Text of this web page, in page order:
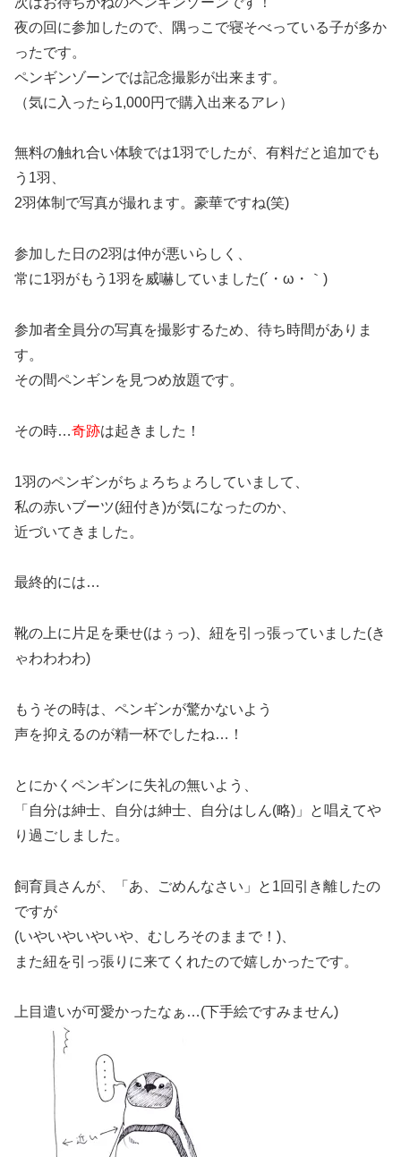
夜の回に参加したので、隅っこで寝そべっている子が多か
ったです。
ペンギンゾーンでは記念撮影が出来ます。
（気に入ったら1,000円で購入出来るアレ）
無料の触れ合い体験では1羽でしたが、有料だと追加でも
う1羽、
2羽体制で写真が撮れます。豪華ですね(笑)
参加した日の2羽は仲が悪いらしく、
常に1羽がもう1羽を威嚇していました(´・ω・｀)
参加者全員分の写真を撮影するため、待ち時間がありま
す。
その間ペンギンを見つめ放題です。
その時…奇跡は起きました！
1羽のペンギンがちょろちょろしていまして、
私の赤いブーツ(紐付き)が気になったのか、
近づいてきました。
最終的には…
靴の上に片足を乗せ(はぅっ)、紐を引っ張っていました(き
ゃわわわわ)
もうその時は、ペンギンが驚かないよう
声を抑えるのが精一杯でしたね…！
とにかくペンギンに失礼の無いよう、
「自分は紳士、自分は紳士、自分はしん(略)」と唱えてや
り過ごしました。
飼育員さんが、「あ、ごめんなさい」と1回引き離したの
ですが
(いやいやいやいや、むしろそのままで！)、
また紐を引っ張りに来てくれたので嬉しかったです。
上目遣いが可愛かったなぁ…(下手絵ですみません)